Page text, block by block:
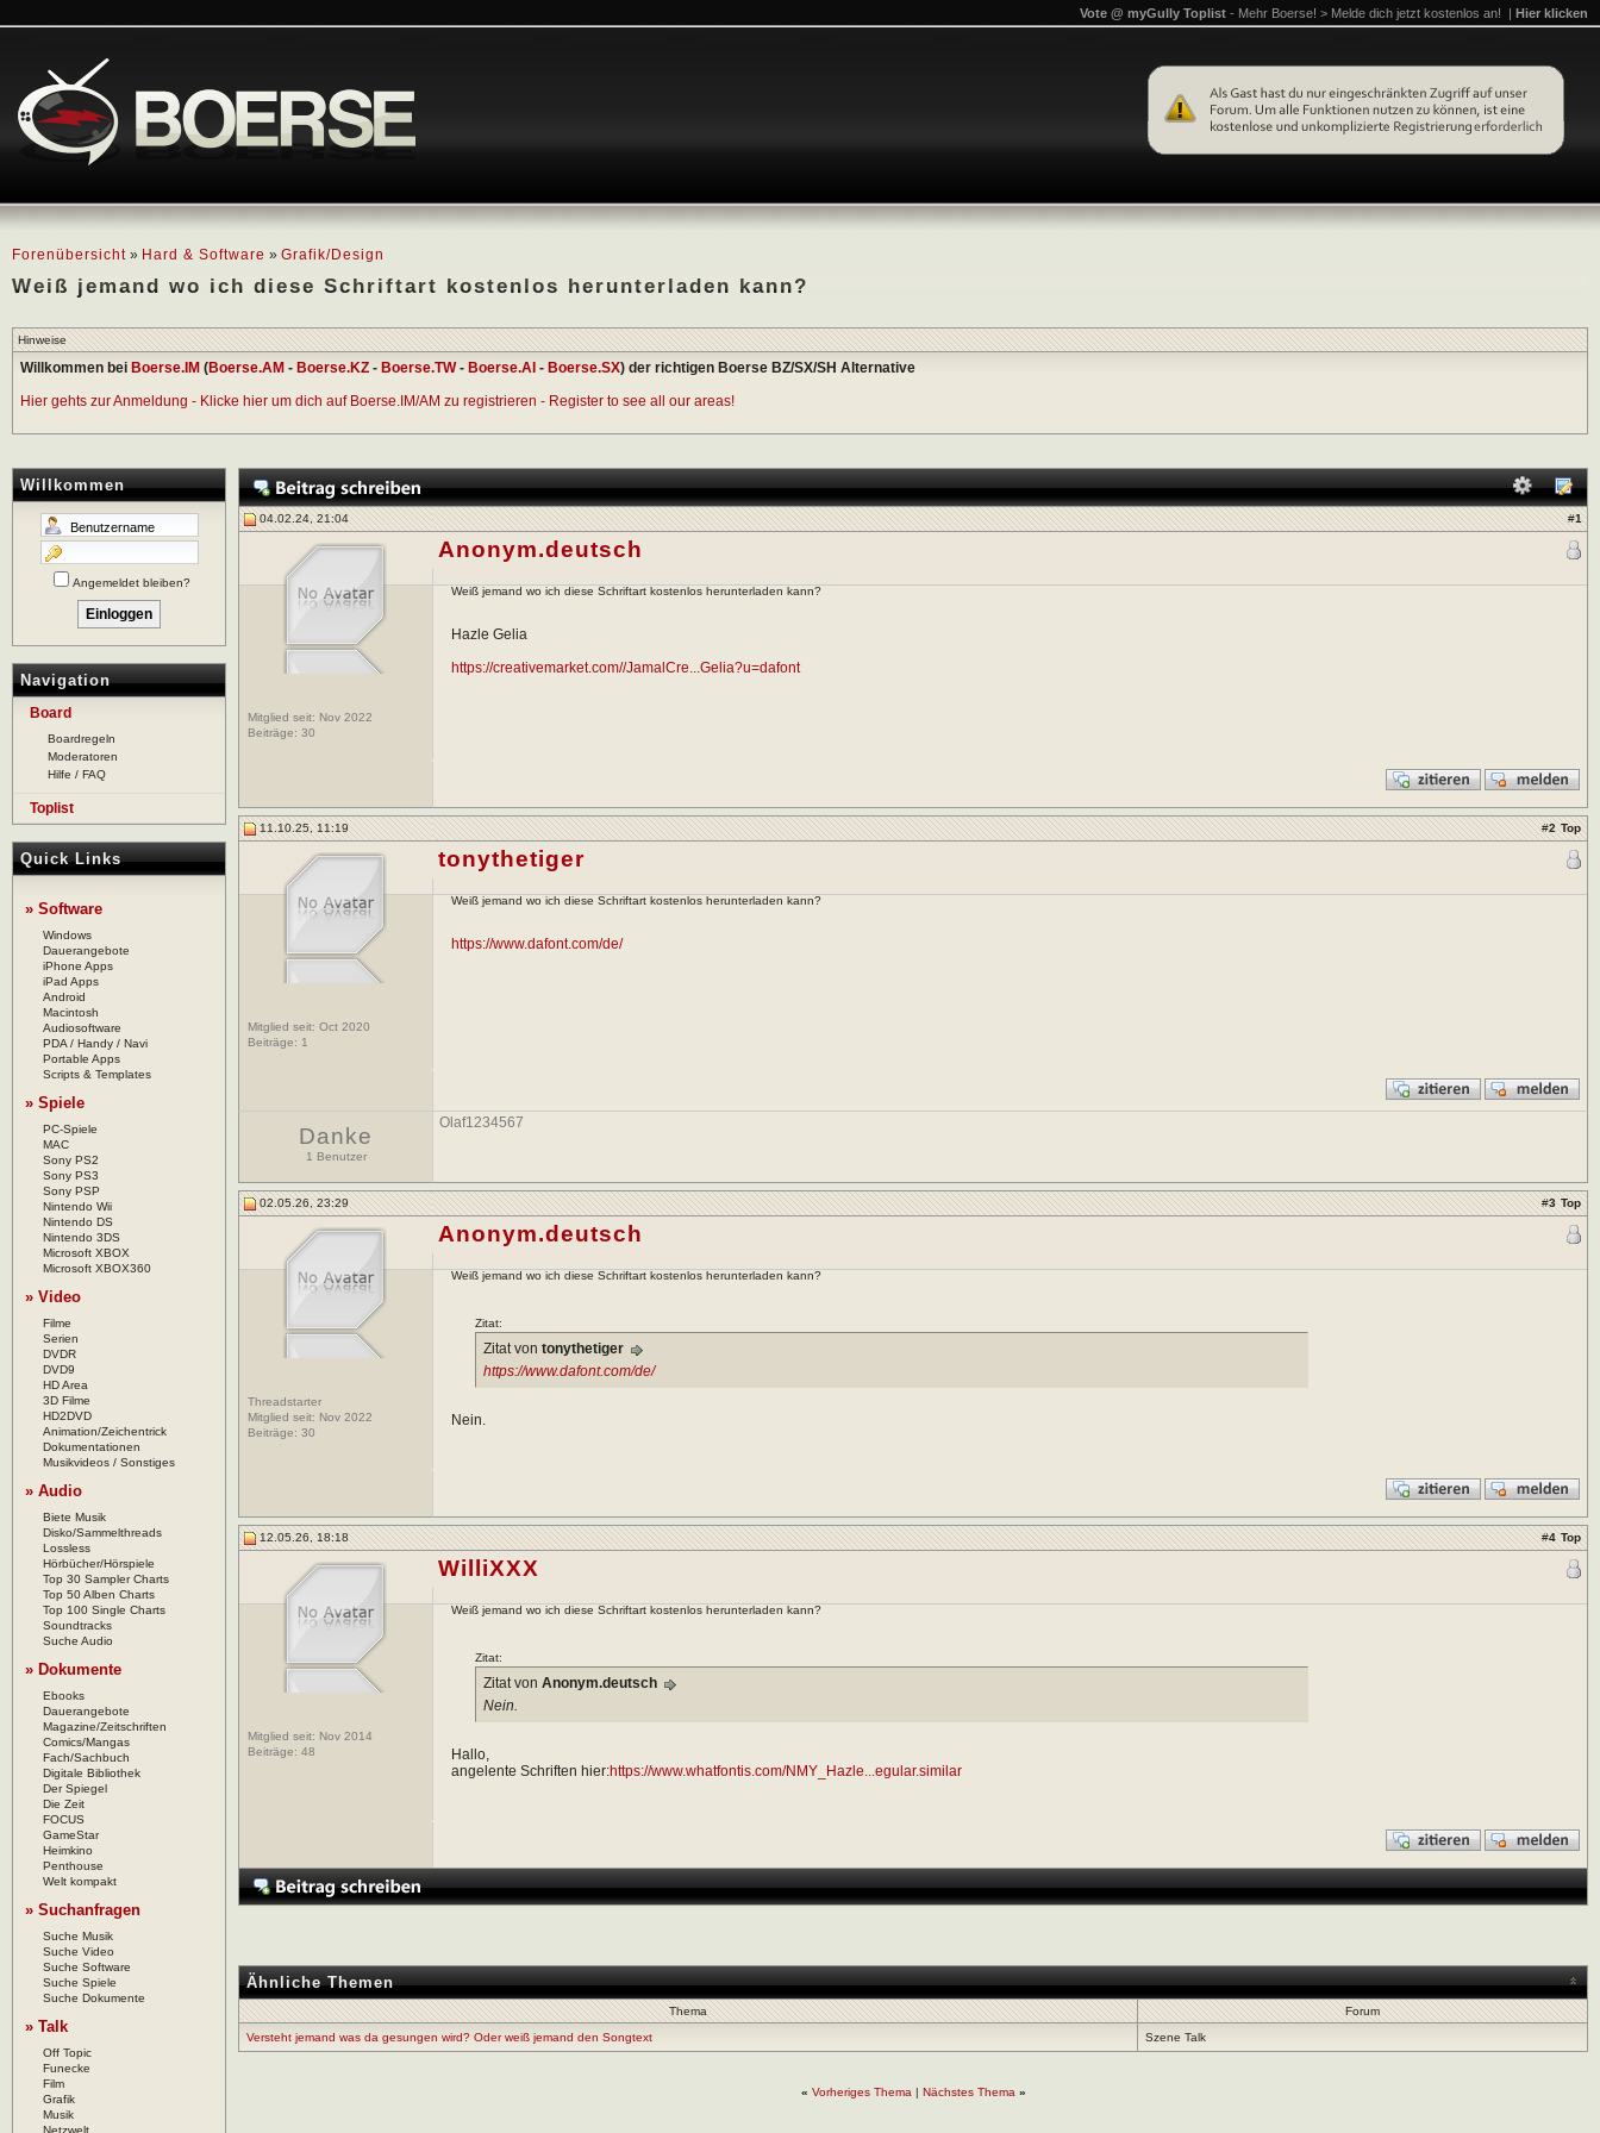
Forenübersicht » Hard & Software » Grafik/Design
Weiß jemand wo ich diese Schriftart kostenlos herunterladen kann?
Vote @ myGully Toplist - Mehr Boerse! > Melde dich jetzt kostenlos an! | Hier klicken
Hinweise
Willkommen bei Boerse.IM (Boerse.AM - Boerse.KZ - Boerse.TW- Boerse.AI - Boerse.SX) der richtigen Boerse BZ/SX/SH Alternative
Hier gehts zur Anmeldung - Klicke hier um dich auf Boerse.IM/AM zu registrieren - Register to see all our areas!
Willkommen
Angemeldet bleiben?
Navigation
Board
Boardregeln
Moderatoren
Hilfe / FAQ
Toplist
Quick Links
» Software
Windows
Dauerangebote
iPhone Apps
iPad Apps
Android
Macintosh
Audiosoftware
PDA / Handy / Navi
Portable Apps
Scripts & Templates
» Spiele
PC-Spiele
MAC
Sony PS2
Sony PS3
Sony PSP
Nintendo Wii
Nintendo DS
Nintendo 3DS
Microsoft XBOX
Microsoft XBOX360
» Video
Filme
Serien
DVDR
DVD9
HD Area
3D Filme
HD2DVD
Animation/Zeichentrick
Dokumentationen
Musikvideos / Sonstiges
» Audio
Biete Musik
Disko/Sammelthreads
Lossless
Hörbücher/Hörspiele
Top 30 Sampler Charts
Top 50 Alben Charts
Top 100 Single Charts
Soundtracks
Suche Audio
» Dokumente
Ebooks
Dauerangebote
Magazine/Zeitschriften
Comics/Mangas
Fach/Sachbuch
Digitale Bibliothek
Der Spiegel
Die Zeit
FOCUS
GameStar
Heimkino
Penthouse
Welt kompakt
» Suchanfragen
Suche Musik
Suche Video
Suche Software
Suche Spiele
Suche Dokumente
» Talk
Off Topic
Funecke
Film
Grafik
Musik
04.02.24, 21:04 #1
Mitglied seit: Nov 2022
Beiträge: 30
Anonym.deutsch
Weiß jemand wo ich diese Schriftart kostenlos herunterladen kann?
Hazle Gelia
https://creativemarket.com//JamalCre...Gelia?u=dafont
11.10.25, 11:19 #2 Top
Mitglied seit: Oct 2020
Beiträge: 1
tonythetiger
Weiß jemand wo ich diese Schriftart kostenlos herunterladen kann?
https://www.dafont.com/de/
Danke
1 Benutzer
Olaf1234567
02.05.26, 23:29 #3 Top
Threadstarter
Mitglied seit: Nov 2022
Beiträge: 30
Anonym.deutsch
Weiß jemand wo ich diese Schriftart kostenlos herunterladen kann?
Zitat:
Zitat von tonythetiger
https://www.dafont.com/de/
Nein.
12.05.26, 18:18 #4 Top
Mitglied seit: Nov 2014
Beiträge: 48
WilliXXX
Weiß jemand wo ich diese Schriftart kostenlos herunterladen kann?
Zitat:
Zitat von Anonym.deutsch
Nein.
Hallo,
angelente Schriften hier:https://www.whatfontis.com/NMY_Hazle...egular.similar
Ähnliche Themen
Thema
Forum
Versteht jemand was da gesungen wird? Oder weiß jemand den Songtext
Szene Talk
« Vorheriges Thema| Nächstes Thema »